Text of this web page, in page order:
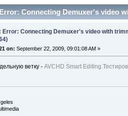
Connecting Demuxer's video
Error: Connecting Demuxer's video with
on: September 22, 2009, 09:01:08 AM »
ветку - AVCHD Smart